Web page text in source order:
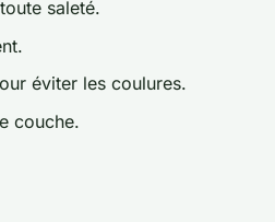
saleté.
éviter les coulures.
couche.